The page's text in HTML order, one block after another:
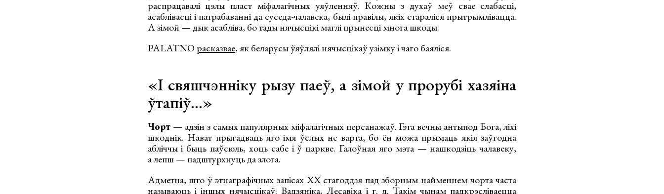
распрацавалі цэлы пласт міфалагічных уяўленняў. Кожны з духаў меў свае слабасці,
асаблівасці і патрабаванні да суседа-чалавека, былі правілы, якіх стараліся прытрымлівацца.
А зімой — дык асабліва, бо тады нячысцікі маглі прынесці многа шкоды.
PALATNO расказвае, як беларусы ўяўлялі нячысцікаў узімку і чаго баяліся.
«І свяшчэнніку рызу паеў, а зімой у прорубі хазяіна
ўтапіў...»
Чорт — адзін з самых папулярных міфалагічных персанажаў. Гэта вечны антыпод Бога, ліхі
шкоднік. Нават прыгадваць яго імя ўслых не варта, бо ён можа прымаць якія заўгодна
абліччы і быць паўсюль, хоць сабе і ў царкве. Галоўная яго мэта — нашкодзіць чалавеку,
а лепш — падштурхнуць да злога.
Адметна, што ў этнаграфічных запісах ХХ стагоддзя пад зборным найменнем чорта часта
называюць і іншых нячысцікаў: Вадзяніка, Лесавіка і г. д. Такім чынам падкрэсліваецца